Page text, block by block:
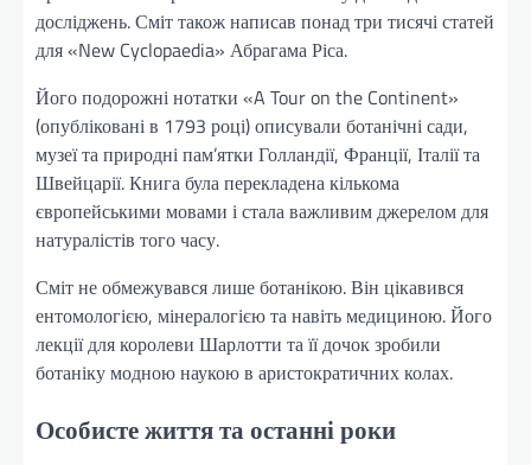
досліджень. Сміт також написав понад три тисячі статей
для «New Cyclopaedia» Абрагама Ріса.
Його подорожні нотатки «A Tour on the Continent»
(опубліковані в 1793 році) описували ботанічні сади,
музеї та природні пам’ятки Голландії, Франції, Італії та
Швейцарії. Книга була перекладена кількома
європейськими мовами і стала важливим джерелом для
натуралістів того часу.
Сміт не обмежувався лише ботанікою. Він цікавився
ентомологією, мінералогією та навіть медициною. Його
лекції для королеви Шарлотти та її дочок зробили
ботаніку модною наукою в аристократичних колах.
Особисте життя та останні роки